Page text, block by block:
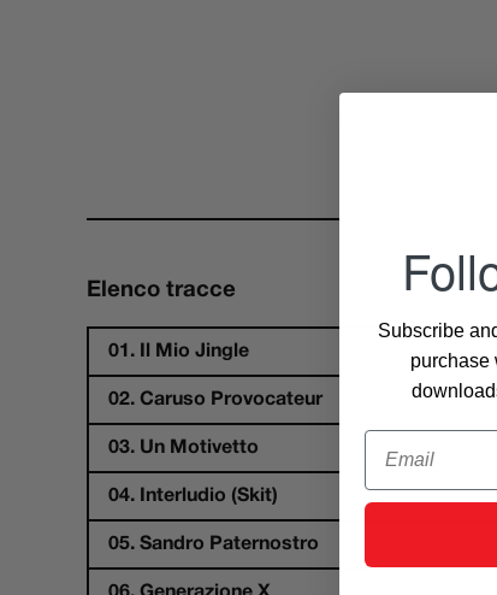
Elenco tracce
01. Il Mio Jingle
02. Caruso Provocateur
03. Un Motivetto
04. Interludio (Skit)
05. Sandro Paternostro
Subscribe
purchase
Email